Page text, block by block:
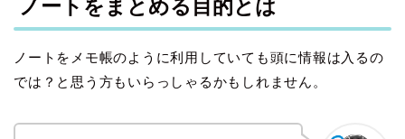
ノートをまとめる目的とは
ノートをメモ帳のように利用していても頭に情報は入るの
では？と思う方もいらっしゃるかもしれません。